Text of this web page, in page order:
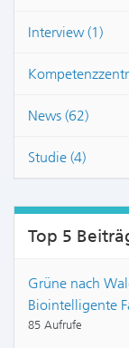
Interview (1)
News (62)
Studie (4)
Top 5
Grüne nach
Biointelligente
85 Aufrufe